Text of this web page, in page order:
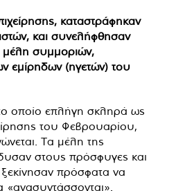
καταστράφηκαν
και συνελήφθησαν
μέλη συμμοριών,
εμίρηδων (ηγετών) του
οποίο επλήγη σκληρά ως
του Φεβρουαρίου,
Τα μέλη της
στους πρόσφυγες και
πρόσφατα να
«ανασυντάσσονται».